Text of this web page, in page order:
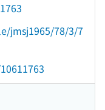
jmsj1965/78/3/7